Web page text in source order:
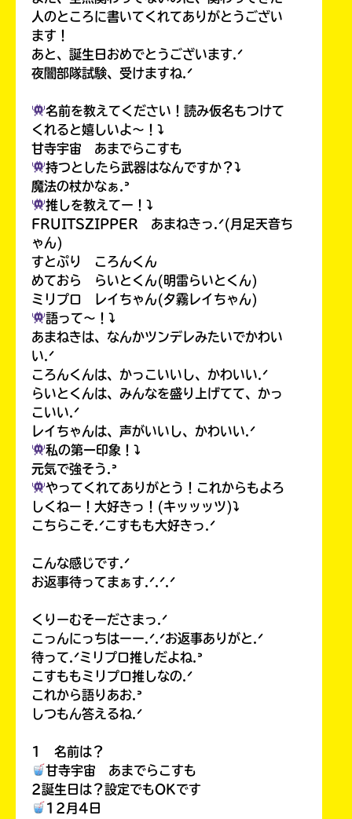
人のところに書いてくれてありがとうござい
ます！
あと、誕生日おめでとうございます.ᐟ
夜闇部隊試験、受けますね.ᐟ
名前を教えてください！読み仮名もつけて
くれると嬉しいよ〜！⤵︎
甘寺宇宙 あまでらこすも
持つとしたら武器はなんですか？⤵︎
魔法の杖かなぁ.ᐣ
推しを教えてー！⤵︎
FRUITSZIPPER あまねきっ.ᐟ(月足天音ち
ゃん)
すとぷり ころんくん
めておら らいとくん(明雷らいとくん)
ミリプロ レイちゃん(夕霧レイちゃん)
語って〜！⤵︎
あまねきは、なんかツンデレみたいでかわい
い.ᐟ
ころんくんは、かっこいいし、かわいい.ᐟ
らいとくんは、みんなを盛り上げてて、かっ
こいい.ᐟ
レイちゃんは、声がいいし、かわいい.ᐟ
私の第一印象！⤵︎
元気で強そう.ᐣ
やってくれてありがとう！これからもよろ
しくねー！大好きっ！(キッッッツ)⤵︎
こちらこそ.ᐟこすもも大好きっ.ᐟ
こんな感じです.ᐟ
お返事待ってまぁす.ᐟ.ᐟ.ᐟ
くりーむそーださまっ.ᐟ
こっんにっちはーー.ᐟ.ᐟお返事ありがと.ᐟ
待って.ᐟミリプロ推しだよね.ᐣ
こすももミリプロ推しなの.ᐟ
これから語りあお.ᐣ
しつもん答えるね.ᐟ
1 名前は？
甘寺宇宙 あまでらこすも
2誕生日は？設定でもOKです
12月4日